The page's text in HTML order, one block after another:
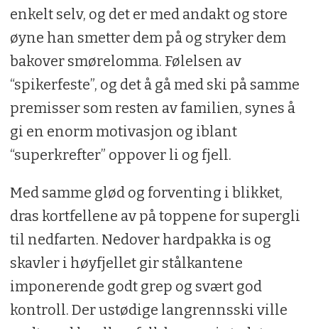
enkelt selv, og det er med andakt og store
øyne han smetter dem på og stryker dem
bakover smørelomma. Følelsen av
“spikerfeste”, og det å gå med ski på samme
premisser som resten av familien, synes å
gi en enorm motivasjon og iblant
“superkrefter” oppover li og fjell.
Med samme glød og forventing i blikket,
dras kortfellene av på toppene for supergli
til nedfarten. Nedover hardpakka is og
skavler i høyfjellet gir stålkantene
imponerende godt grep og svært god
kontroll. Der ustødige langrennsski ville